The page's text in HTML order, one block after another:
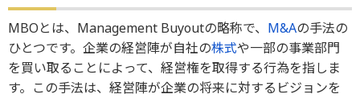
MBOとは、Management Buyoutの略称で、 M&Aの手法の
ひとつです。企業の経営陣が自社の株式や一部の事業部門
を買い取ることによって、経営権を取得する行為を指しま
す。この手法は、経営陣が企業の将来に対するビジョンを